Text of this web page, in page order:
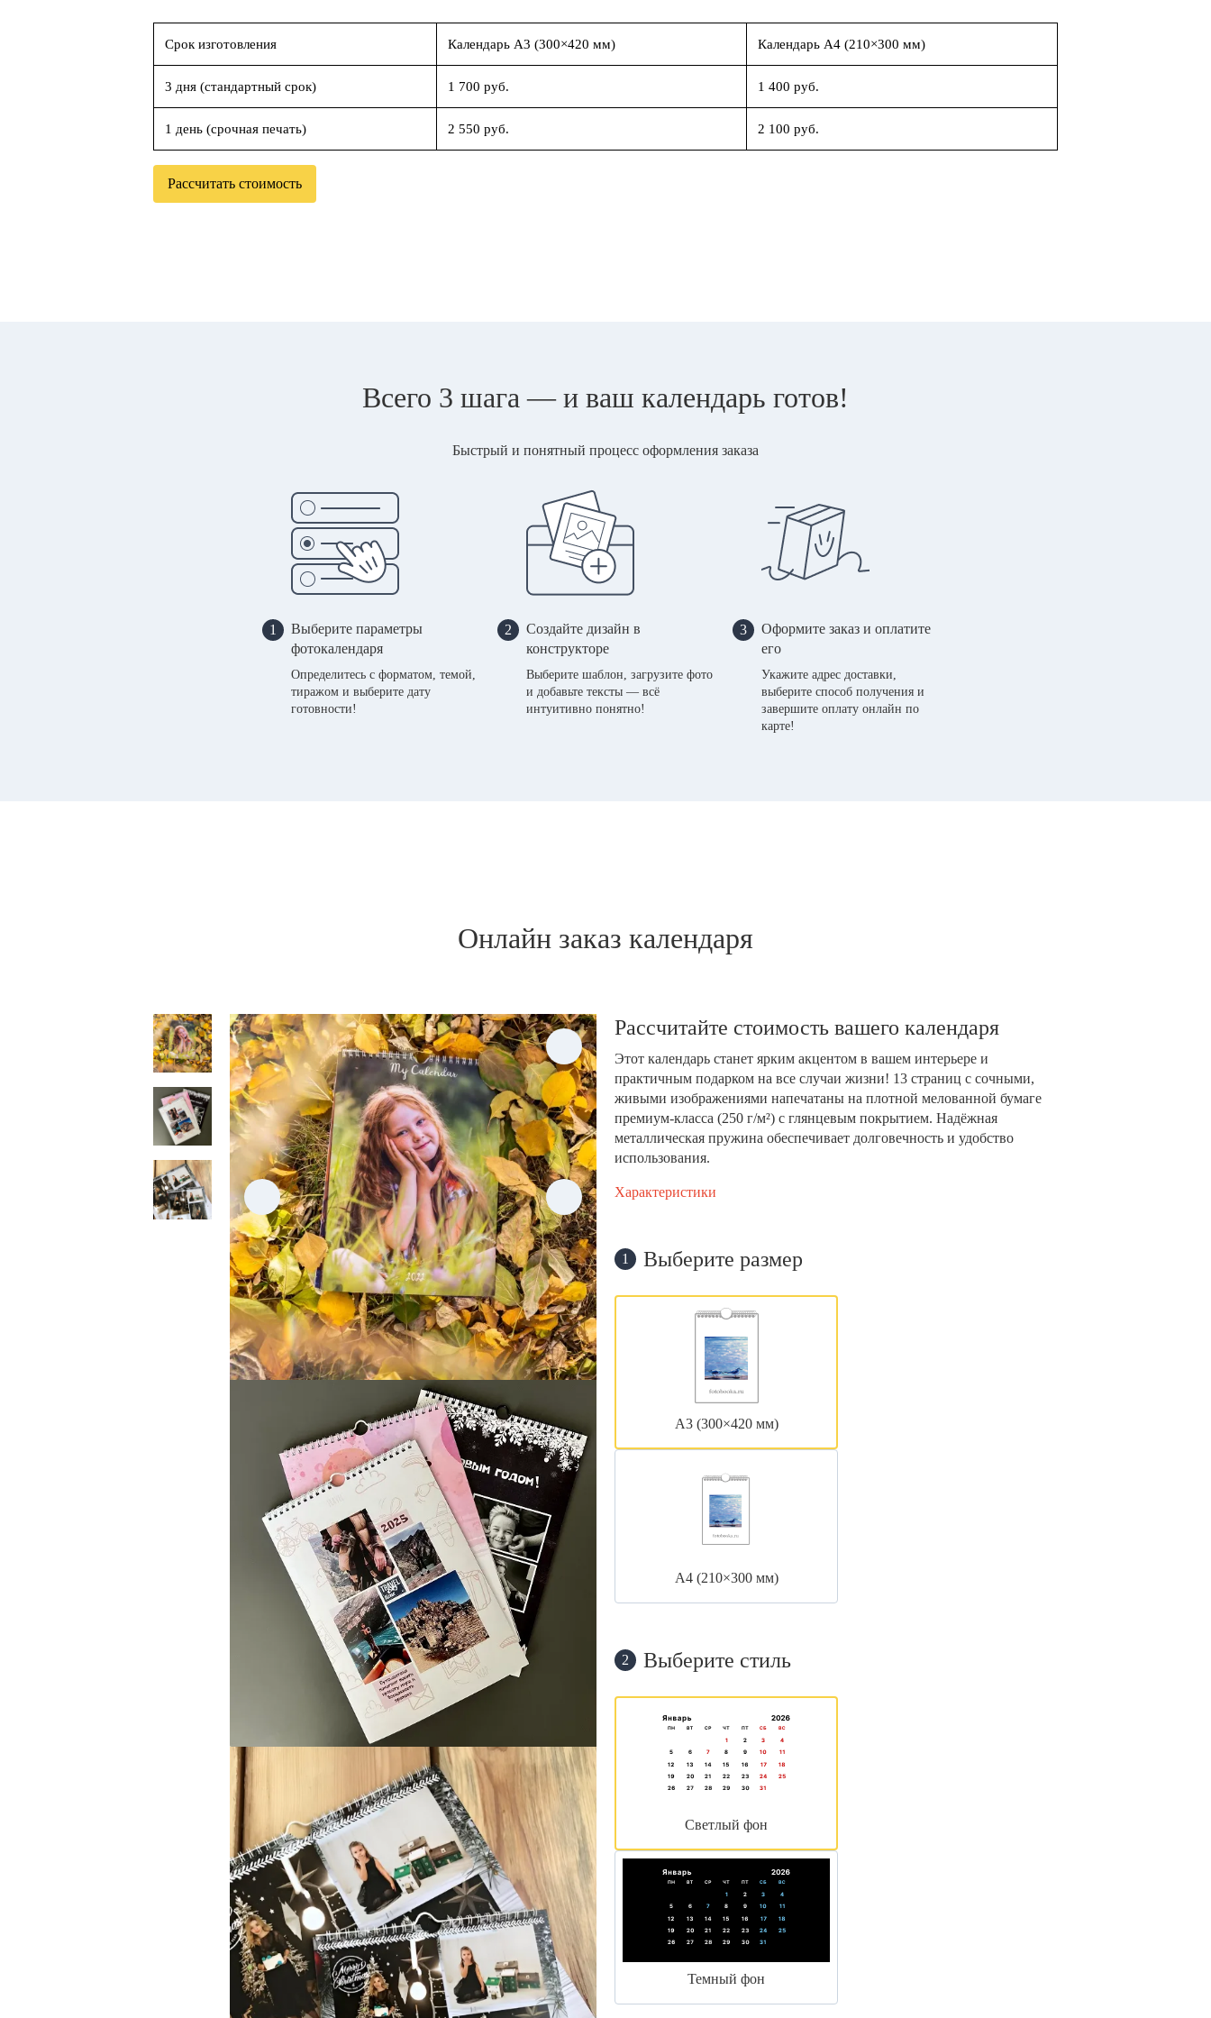
Срок изготовления Календарь А3 (300×420 мм) Календарь А4 (210×300 мм)
3 дня (стандартный срок) 1 700 руб. 1 400 руб.
1 день (срочная печать) 2 550 руб. 2 100 руб.
Рассчитать стоимость
Всего 3 шага — и ваш календарь готов!
Быстрый и понятный процесс оформления заказа
1
Выберите параметры
фотокалендаря
Определитесь с форматом, темой,
тиражом и выберите дату
готовности!
2
Создайте дизайн в
конструкторе
Выберите шаблон, загрузите фото
и добавьте тексты — всё
интуитивно понятно!
3
Оформите заказ и оплатите
его
Укажите адрес доставки,
выберите способ получения и
завершите оплату онлайн по
карте!
Онлайн заказ календаря
Рассчитайте стоимость вашего календаря
Этот календарь станет ярким акцентом в вашем интерьере и
практичным подарком на все случаи жизни! 13 страниц с сочными,
живыми изображениями напечатаны на плотной мелованной бумаге
премиум-класса (250 г/м²) с глянцевым покрытием. Надёжная
металлическая пружина обеспечивает долговечность и удобство
использования.
Характеристики
1 Выберите размер
А3 (300×420 мм)
А4 (210×300 мм)
2 Выберите стиль
Светлый фон
Темный фон